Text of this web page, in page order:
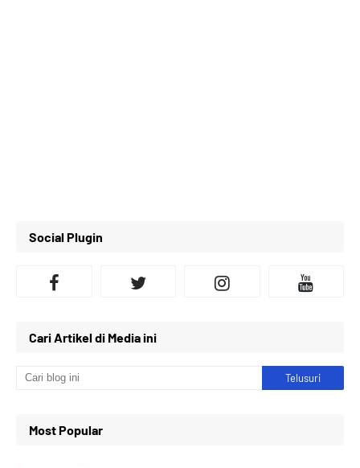
Social Plugin
Cari Artikel di Media ini
Most Popular